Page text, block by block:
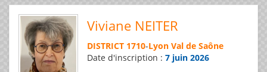
Viviane NEITER
DISTRICT 1710-Lyon Val de Saône
Date d'inscription : 7 juin 2026